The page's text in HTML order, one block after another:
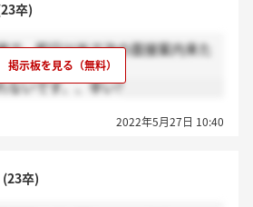
卒)
で、即日以外で次の面接案内来た
お願いします??
ないです、、辛い?
2022年5月27日 10:40
(23卒)